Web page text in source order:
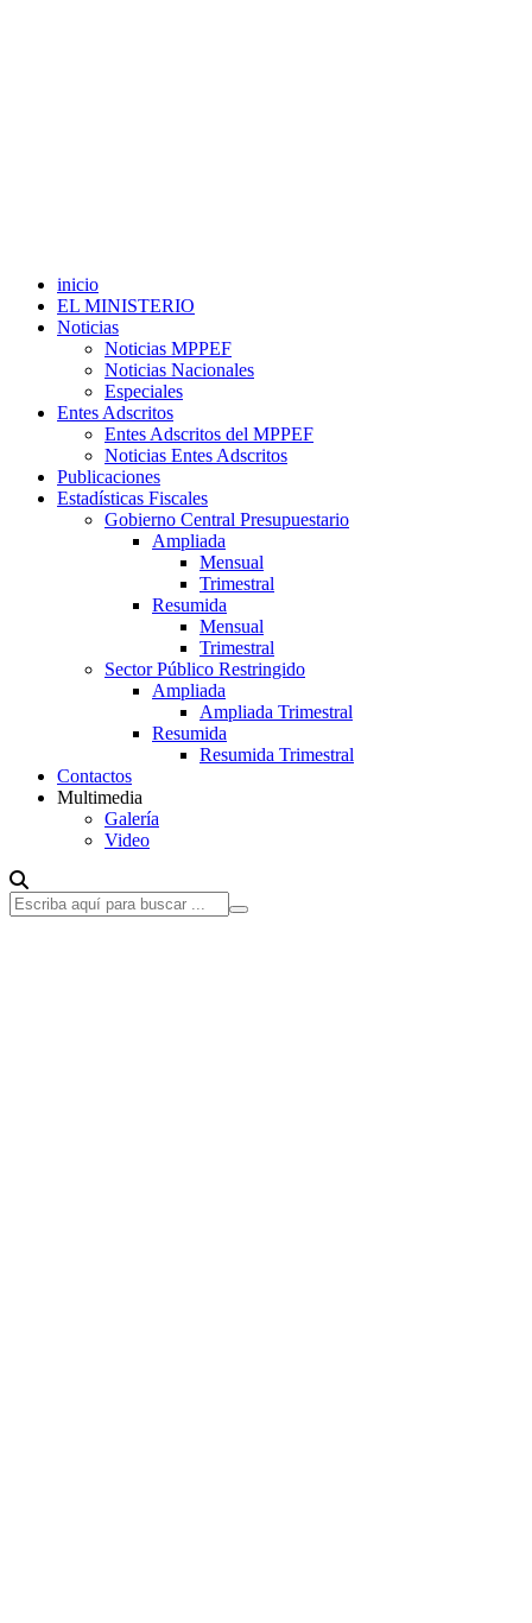
inicio
EL MINISTERIO
Noticias
Noticias MPPEF
Noticias Nacionales
Especiales
Entes Adscritos
Entes Adscritos del MPPEF
Noticias Entes Adscritos
Publicaciones
Estadísticas Fiscales
Gobierno Central Presupuestario
Ampliada
Mensual
Trimestral
Resumida
Mensual
Trimestral
Sector Público Restringido
Ampliada
Ampliada Trimestral
Resumida
Resumida Trimestral
Contactos
Multimedia
Galería
Video